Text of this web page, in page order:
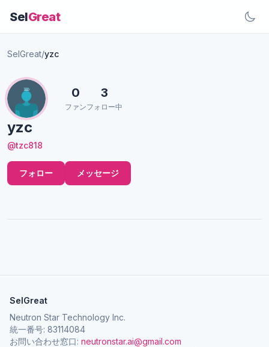
SelGreat
SelGreat/yzc
yzc
@tzc818
0
ファン
3
フォロー中
フォロー メッセージ
SelGreat
Neutron Star Technology Inc.
統一番号: 83114084
お問い合わせ窓口: neutronstar.ai@gmail.com